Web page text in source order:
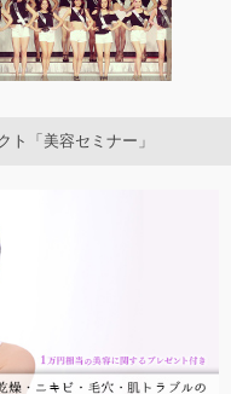
ト「美容セミナー」